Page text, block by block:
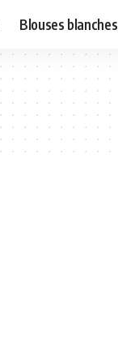
Blouses blanches